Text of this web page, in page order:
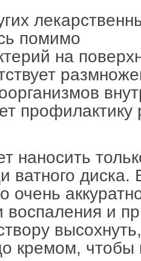
помимо
на
профилактику
наносить
ватного диска.
очень
воспаления и
кремом, чтобы